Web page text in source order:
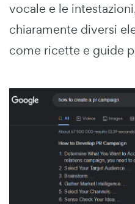
vocale e le
chiaramente diversi
come ricette e guide